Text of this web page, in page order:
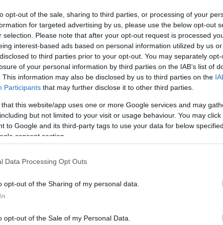
opt-out of the sale, sharing to third parties, or processing of your
for targeted advertising by us, please use the below opt-out
selection. Please note that after your opt-out request is processed
interest-based ads based on personal information utilized by us
to third parties prior to your opt-out. You may separately
of your personal information by third parties on the IAB’s list of
This information may also be disclosed by us to third parties on the
Participants that may further disclose it to other third parties.
that this website/app uses one or more Google services and may
but not limited to your visit or usage behaviour. You may
to Google and its third-party tags to use your data for below
consent section.
Data Processing Opt Outs
opt-out of the Sharing of my personal data.
opt-out of the Sale of my Personal Data.
M PKT Z R P
26 55 16 7
26 54 15 9 2 57-
26 49 15 4 65-39
26 54-50
50-